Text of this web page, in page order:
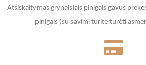
Atsiskaitymas grynaisiais pinigais gavus
pinigais (su savimi turite turėti